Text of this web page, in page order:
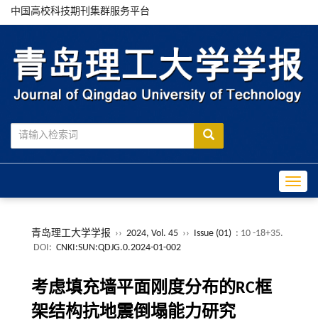
中国高校科技期刊集群服务平台
青岛理工大学学报 ›› 2024, Vol. 45 ›› Issue (01) : 10 -18+35.
DOI: CNKI:SUN:QDJG.0.2024-01-002
考虑填充墙平面刚度分布的RC框
架结构抗地震倒塌能力研究